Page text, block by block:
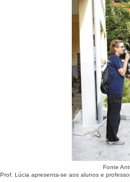
Fonte
Prof. Lúcia apresenta-se aos alunos e